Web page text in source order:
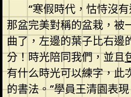
“寒假時代，怙恃沒
那盆完美對稱的盆栽，被
曲了，左邊的葉子比右邊
分！時光陪同我們，並且
有什么時光可以練字，此
的書法。”學員王清園表